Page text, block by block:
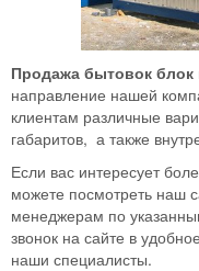
Продажа бытовок блок
направление нашей
клиентам различные
габаритов, а также
Если вас интересует
можете посмотреть наш
менеджерам по
звонок на сайте в
наши специалисты.